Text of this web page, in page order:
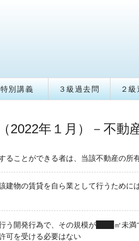
特別講義 ３級過去問 ２
2022年１月）－不動
ることができる者は、当該不動産の所
建物の賃貸を自ら業として行うために
う開発行為で、その規模が1,000
㎡未満
可を受ける必要はない